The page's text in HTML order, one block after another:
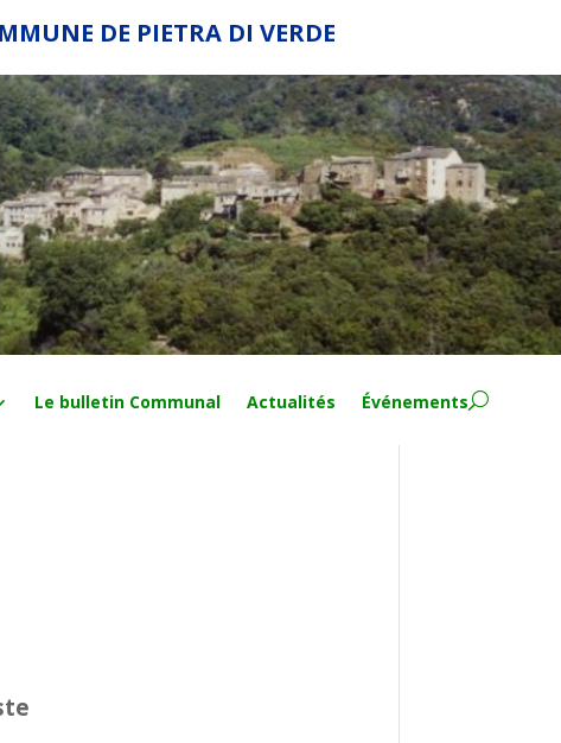
DE PIETRA DI VERDE
Le bulletin Communal Actualités Événements